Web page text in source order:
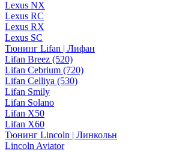
Lexus NX
Lexus RC
Lexus RX
Lexus SC
Тюнинг Lifan | Лифан
Lifan Breez (520)
Lifan Cebrium (720)
Lifan Celliya (530)
Lifan Smily
Lifan Solano
Lifan X50
Lifan X60
Тюнинг Lincoln | Линкольн
Lincoln Aviator